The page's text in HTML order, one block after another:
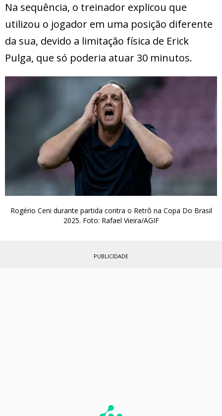
Na sequência, o treinador explicou que
utilizou o jogador em uma posição diferente
da sua, devido a limitação física de Erick
Pulga, que só poderia atuar 30 minutos.
Rogério Ceni durante partida contra o Retrô na Copa Do Brasil
2025. Foto: Rafael Vieira/AGIF
PUBLICIDADE